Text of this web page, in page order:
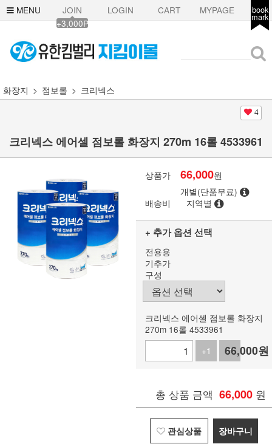
MENU
JOIN
+3,000P
LOGIN CART MYPAGE book
mark
화장지 점보롤 크리넥스
4
크리넥스 에어셀 점보롤 화장지 270m 16롤 4533961
상품가 66,000원
배송비
개별(단품무료)
지역별
+ 추가 옵션 선택
전용용
기추가
구성
크리넥스 에어셀 점보롤 화장지
270m 16롤 4533961
+1
-1
66,000원
총 상품 금액 66,000 원
관심상품 장바구니